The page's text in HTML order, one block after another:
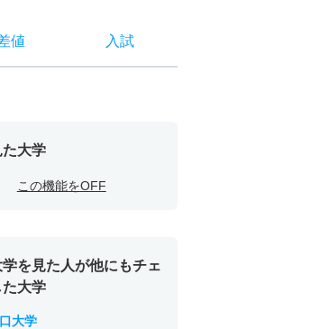
値 入試
大学
この機能をOFF
学を見た人が他にもチェ
た大学
大学